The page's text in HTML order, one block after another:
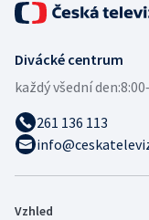
Divácké centrum
každý všední den:
261 136 113
Vzhled